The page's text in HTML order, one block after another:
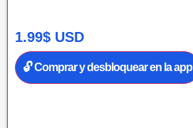
1.99$ USD
🔓 Comprar y desbloquear en la app